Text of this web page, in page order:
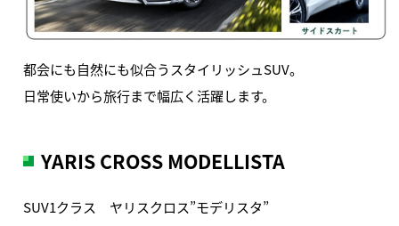
都会にも自然にも似合うスタイリッシュSUV。
日常使いから旅行まで幅広く活躍します。
YARIS CROSS MODELLISTA
SUV1クラス ヤリスクロス”モデリスタ”